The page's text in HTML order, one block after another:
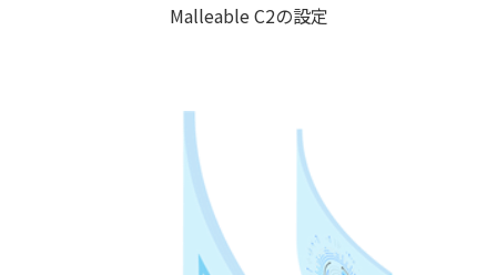
Malleable C2の設定